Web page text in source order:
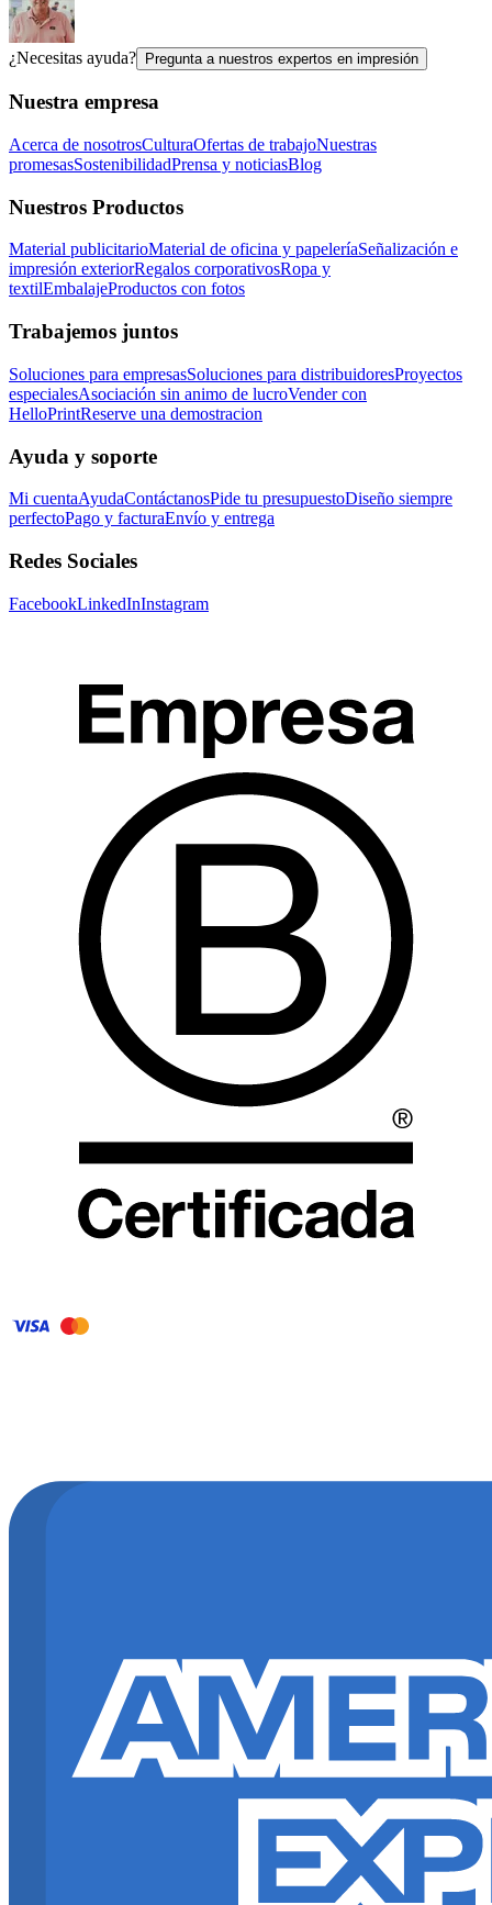
¿Necesitas ayuda? Pregunta a nuestros expertos en impresión
Nuestra empresa
Acerca de nosotrosCulturaOfertas de trabajoNuestras
promesasSostenibilidadPrensa y noticiasBlog
Nuestros Productos
Material publicitarioMaterial de oficina y papeleríaSeñalización e
impresión exteriorRegalos corporativosRopa y
textilEmbalajeProductos con fotos
Trabajemos juntos
Soluciones para empresasSoluciones para distribuidoresProyectos
especialesAsociación sin animo de lucroVender con
HelloPrintReserve una demostracion
Ayuda y soporte
Mi cuentaAyudaContáctanosPide tu presupuestoDiseño siempre
perfectoPago y facturaEnvío y entrega
Redes Sociales
FacebookLinkedInInstagram